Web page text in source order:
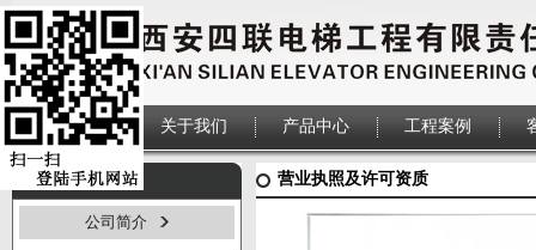
首页 关于我们 产品中心 工程案例
关于我们
公司简介
营业执照及许可资质